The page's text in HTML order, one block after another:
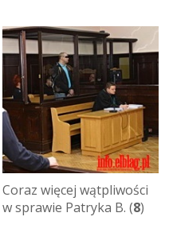
Coraz więcej wątpliwości
w sprawie Patryka B. (8)